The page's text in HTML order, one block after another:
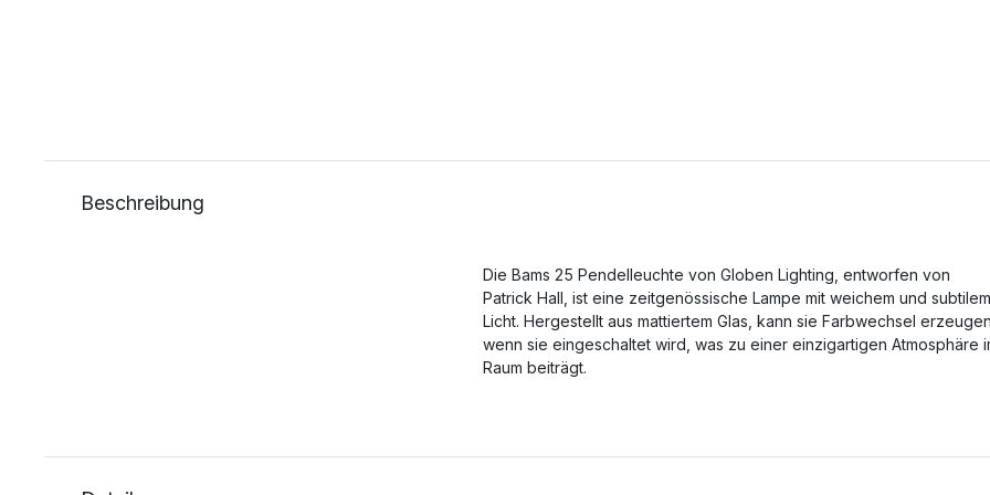
Beschreibung
Die Bams 25 Pendelleuchte von Globen Lighting, entworfen von
Patrick Hall, ist eine zeitgenössische Lampe mit weichem und subtilem
Licht. Hergestellt aus mattiertem Glas, kann sie Farbwechsel erzeugen,
wenn sie eingeschaltet wird, was zu einer einzigartigen Atmosphäre
Raum beiträgt.